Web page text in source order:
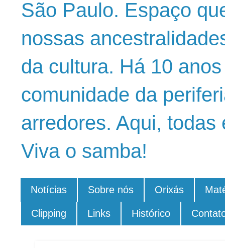
São Paulo. Espaço
nossas
da cultura. Há 10
comunidade da
arredores. Aqui,
Viva o samba!
Notícias Sobre nós Orixás
Clipping Links Histórico